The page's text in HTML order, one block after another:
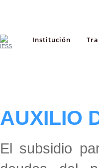
Institución
AUXILIO
El subsidio